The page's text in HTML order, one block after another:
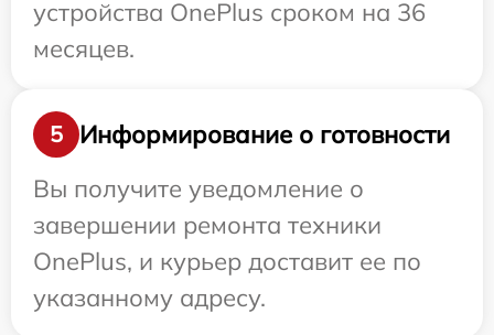
устройства OnePlus сроком на 36
месяцев.
5
Информирование о готовности
Вы получите уведомление о
завершении ремонта техники
OnePlus, и курьер доставит ее по
указанному адресу.